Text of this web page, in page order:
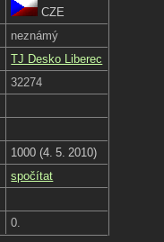
CZE
neznámý
TJ Desko Liberec
32274
1000 (4. 5. 2010)
spočítat
0.